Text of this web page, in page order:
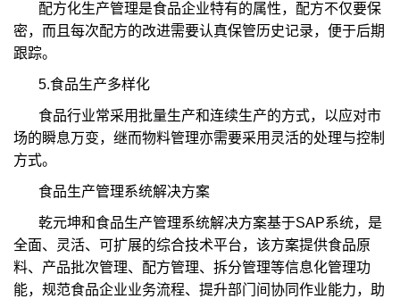
配方化生产管理是食品企业特有的属性，配方不仅要保
密，而且每次配方的改进需要认真保管历史记录，便于后期
跟踪。
5.食品生产多样化
食品行业常采用批量生产和连续生产的方式，以应对市
场的瞬息万变，继而物料管理亦需要采用灵活的处理与控制
方式。
食品生产管理系统解决方案
乾元坤和食品生产管理系统解决方案基于SAP系统，是
全面、灵活、可扩展的综合技术平台，该方案提供食品原
料、产品批次管理、配方管理、拆分管理等信息化管理功
能，规范食品企业业务流程、提升部门间协同作业能力，助